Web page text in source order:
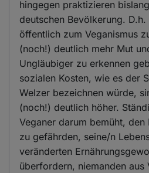
hingegen praktizieren
deutschen Bevölkerung.
öffentlich zum Veganismus
(noch!) deutlich mehr Mut
Ungläubiger zu erkennen
sozialen Kosten, wie es der
Welzer bezeichnen würde,
(noch!) deutlich höher.
Veganer darum bemüht,
zu gefährden, seine/n
veränderten
überfordern, niemanden aus